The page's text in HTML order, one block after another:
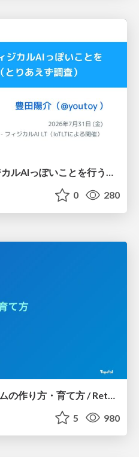
toio・myCobotでフィジカルAIっぽいことを行うための検討（とりあえず調査） / フィジカルAI LT（IoTLTによる開催）
0 280
5 980